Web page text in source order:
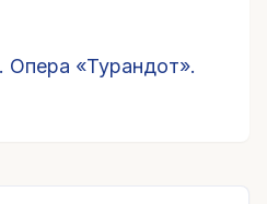
«Турандот».